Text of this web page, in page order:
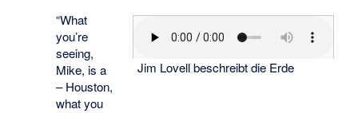
Jim Lovell beschreibt die Erde
“What
you’re
seeing,
Mike, is a
– Houston,
what you